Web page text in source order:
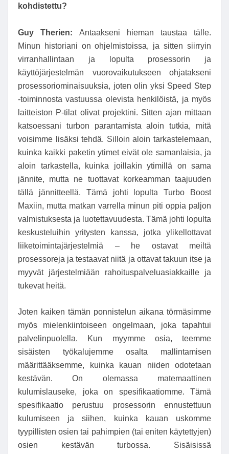
kohdistettu?
Guy Therien: Antaakseni hieman taustaa tälle.
Minun historiani on ohjelmistoissa, ja sitten siirryin
virranhallintaan ja lopulta prosessorin ja
käyttöjärjestelmän vuorovaikutukseen ohjatakseni
prosessoriominaisuuksia, joten olin yksi Speed ​​Step
-toiminnosta vastuussa olevista henkilöistä, ja myös
laitteiston P-tilat olivat projektini. Sitten ajan mittaan
katsoessani turbon parantamista aloin tutkia, mitä
voisimme lisäksi tehdä. Silloin aloin tarkastelemaan,
kuinka kaikki paketin ytimet eivät ole samanlaisia, ja
aloin tarkastella, kuinka joillakin ytimillä on sama
jännite, mutta ne tuottavat korkeamman taajuuden
tällä jännitteellä. Tämä johti lopulta Turbo Boost
Maxiin, mutta matkan varrella minun piti oppia paljon
valmistuksesta ja luotettavuudesta. Tämä johti lopulta
keskusteluihin yritysten kanssa, jotka ylikellottavat
liiketoimintajärjestelmiä – he ostavat meiltä
prosessoreja ja testaavat niitä ja ottavat takuun itse ja
myyvät järjestelmiään rahoituspalveluasiakkaille ja
tukevat heitä.
Joten kaiken tämän ponnistelun aikana törmäsimme
myös mielenkiintoiseen ongelmaan, joka tapahtui
palvelinpuolella. Kun myymme osia, teemme
sisäisten työkalujemme osalta mallintamisen
määrittääksemme, kuinka kauan niiden odotetaan
kestävän. On olemassa matemaattinen
kulumislauseke, joka on spesifikaatiomme. Tämä
spesifikaatio perustuu prosessorin ennustettuun
kulumiseen ja siihen, kuinka kauan uskomme
tyypillisten osien tai pahimpien (tai eniten käytettyjen)
osien kestävän turbossa. Sisäisissä